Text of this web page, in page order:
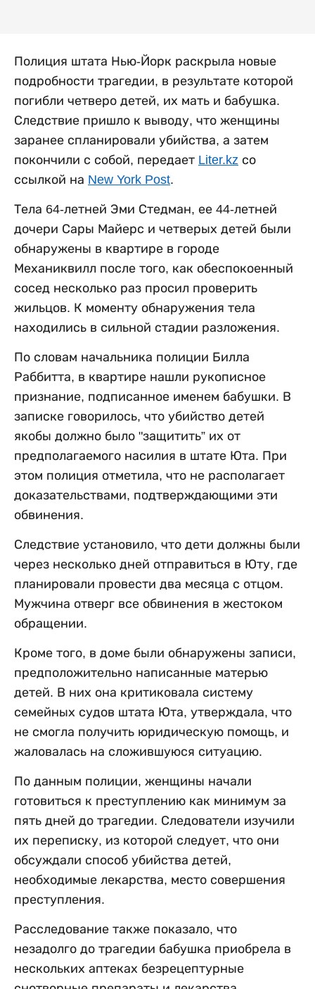
Полиция штата Нью-Йорк раскрыла новые
подробности трагедии, в результате которой
погибли четверо детей, их мать и бабушка.
Следствие пришло к выводу, что женщины
заранее спланировали убийства, а затем
покончили с собой, передает Liter.kz со
ссылкой на New York Post.
Тела 64-летней Эми Стедман, ее 44-летней
дочери Сары Майерс и четверых детей были
обнаружены в квартире в городе
Механиквилл после того, как обеспокоенный
сосед несколько раз просил проверить
жильцов. К моменту обнаружения тела
находились в сильной стадии разложения.
По словам начальника полиции Билла
Раббитта, в квартире нашли рукописное
признание, подписанное именем бабушки. В
записке говорилось, что убийство детей
якобы должно было "защитить” их от
предполагаемого насилия в штате Юта. При
этом полиция отметила, что не располагает
доказательствами, подтверждающими эти
обвинения.
Следствие установило, что дети должны были
через несколько дней отправиться в Юту, где
планировали провести два месяца с отцом.
Мужчина отверг все обвинения в жестоком
обращении.
Кроме того, в доме были обнаружены записи,
предположительно написанные матерью
детей. В них она критиковала систему
семейных судов штата Юта, утверждала, что
не смогла получить юридическую помощь, и
жаловалась на сложившуюся ситуацию.
По данным полиции, женщины начали
готовиться к преступлению как минимум за
пять дней до трагедии. Следователи изучили
их переписку, из которой следует, что они
обсуждали способ убийства детей,
необходимые лекарства, место совершения
преступления.
Расследование также показало, что
незадолго до трагедии бабушка приобрела в
нескольких аптеках безрецептурные